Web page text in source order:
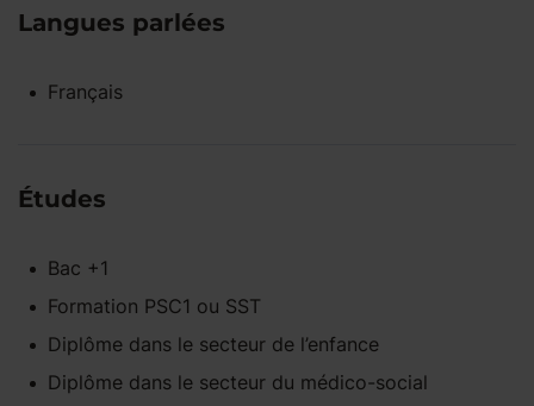
Langues parlées
Français
Études
Bac +1
Formation PSC1 ou SST
Diplôme dans le secteur de l’enfance
Diplôme dans le secteur du médico-social